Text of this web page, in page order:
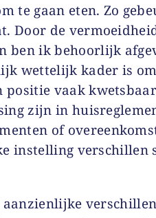
te gaan eten. Zo
Door de
ben ik behoorlijk
wettelijk kader is
positie vaak
zijn in
of
instelling verschillen